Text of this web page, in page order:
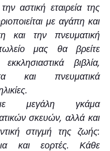
αστική εταιρεία της
με αγάπη και
και την πνευματική
μας θα βρείτε
βιβλία,
και πνευματικά
μεγάλη γκάμα
σκευών, αλλά και
στιγμή της ζωής:
και εορτές. Κάθε